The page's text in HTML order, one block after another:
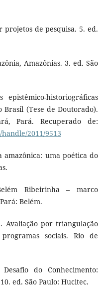
projetos de pesquisa. 5. ed.
Amazônias. 3. ed. São
historiográficas
Brasil (Tese de Doutorado).
Pará. Recuperado de:
2011/9513
amazônica: uma poética do
Ribeirinha – marco
Belém.
Avaliação por triangulação
sociais. Rio de
do Conhecimento:
ed. São Paulo: Hucitec.